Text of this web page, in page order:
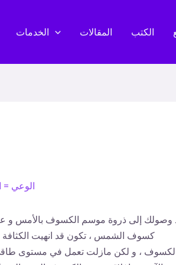
الخدمات المقالات الكتب
الوعي =
وصولك إلى ذروة موسم الكسوف بالأمس
كسوف الشمس ، تكون قد انهيت الكثافة
، و لكن مازلت تعمل في مستوى